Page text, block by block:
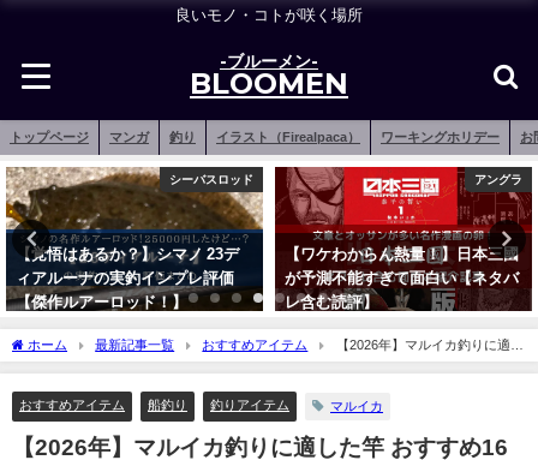
良いモノ・コトが咲く場所
-ブルーメン-
BLOOMEN
トップページ マンガ 釣り イラスト（Firealpaca） ワーキングホリデー お
シーバスロッド
【覚悟はあるか？】シマノ 23デ
ィアルーナの実釣インプレ評価
【傑作ルアーロッド！】
アングラ
【ワケわからん熱量！】日本三國
が予測不能すぎて面白い【ネタバ
レ含む読評】
ホーム 最新記事一覧 おすすめアイテム
【2026年】マルイカ釣りに適し
た竿 おすすめ16選【選び方・代用ロッドも！】
おすすめアイテム 船釣り 釣りアイテム マルイカ
【2026年】マルイカ釣りに適した竿 おすすめ16